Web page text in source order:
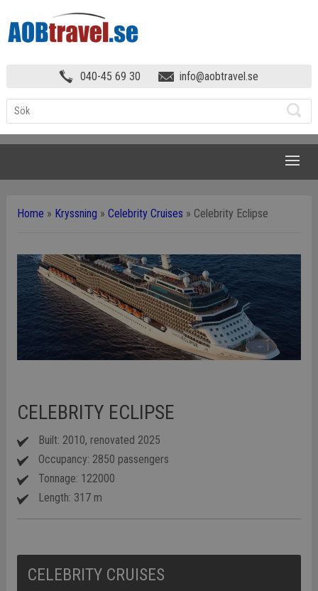
040-45 69 30 info@aobtravel.se
Home » Kryssning » Celebrity Cruises » Celebrity Eclipse
CELEBRITY ECLIPSE
Built: 2010, renovated 2025
Occupancy: 2850 passengers
Tonnage: 122000
Length: 317 m
CELEBRITY CRUISES